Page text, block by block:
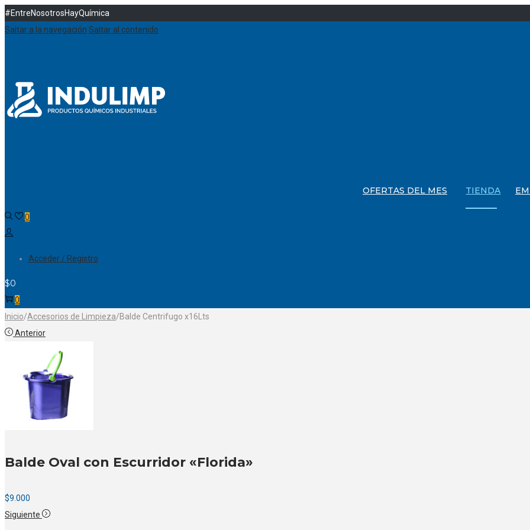
#EntreNosotrosHayQuímica
Saltar a la navegación Saltar al contenido
OFERTAS DEL MES TIENDA
0
Acceder / Registro
$0
0
Inicio/Accesorios de Limpieza/Balde Centrifugo x16Lts
Anterior
Balde Oval con Escurridor «Florida»
$9.000
Siguiente